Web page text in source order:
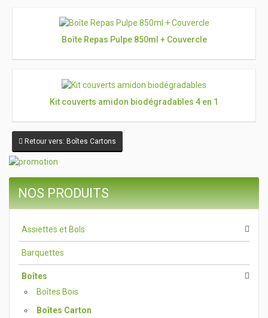
Boîte Repas Pulpe 850ml + Couvercle
Kit couverts amidon biodégradables 4 en 1
Retour vers: Boîtes Cartons
NOS PRODUITS
Assiettes et Bols
Barquettes
Boîtes
Boîtes Bois
Boîtes Carton